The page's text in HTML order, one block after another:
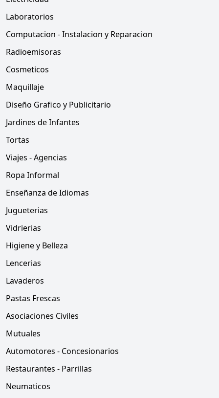
Laboratorios
Computacion - Instalacion y Reparacion
Radioemisoras
Cosmeticos
Maquillaje
Diseño Grafico y Publicitario
Jardines de Infantes
Tortas
Viajes - Agencias
Ropa Informal
Enseñanza de Idiomas
Jugueterias
Vidrierias
Higiene y Belleza
Lencerias
Lavaderos
Pastas Frescas
Asociaciones Civiles
Mutuales
Automotores - Concesionarios
Restaurantes - Parrillas
Neumaticos